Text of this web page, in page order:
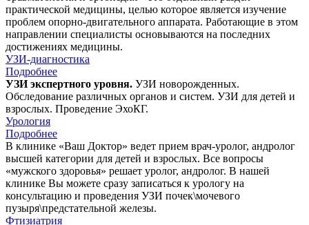
практической медицины, целью которое является изучение
проблем опорно-двигательного аппарата. Работающие в этом
направлении специалисты основываются на последних
достижениях медицины.
УЗИ-диагностика
Подробнее
УЗИ экспертного уровня. УЗИ новорожденных.
Обследование различных органов и систем. УЗИ для детей и
взрослых. Проведение ЭхоКГ.
Урология
Подробнее
В клинике «Ваш Доктор» ведет прием врач-уролог, андролог
высшей категории для детей и взрослых. Все вопросы
«мужского здоровья» решает уролог, андролог. В нашей
клинике Вы можете сразу записаться к урологу на
консультацию и проведения УЗИ почек\мочевого
пузыря\предстательной железы.
Фтизиатрия